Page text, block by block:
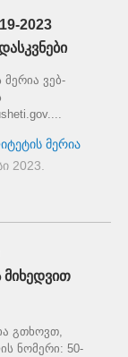
2023
ვებ-
მერია
2023
გთხოვთ,
ნომერი: 50-